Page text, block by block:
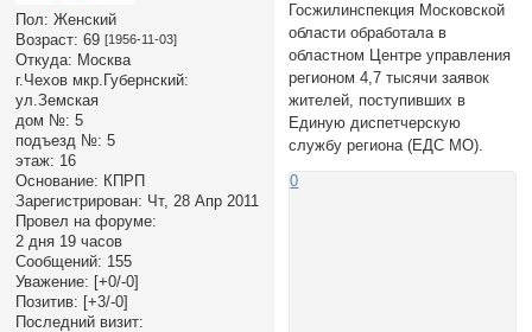
Пол: Женский
Возраст: 69 [1956-11-03]
Откуда: Москва
г.Чехов мкр.Губернский:
ул.Земская
дом №: 5
подъезд №: 5
этаж: 16
Основание: КПРП
Зарегистрирован: Чт, 28 Апр 2011
Провел на форуме:
2 дня 19 часов
Сообщений: 155
Уважение: [+0/-0]
Позитив: [+3/-0]
Последний визит:
Госжилинспекция Московской
области обработала в
областном Центре управления
регионом 4,7 тысячи заявок
жителей, поступивших в
Единую диспетчерскую
службу региона (ЕДС МО).
0